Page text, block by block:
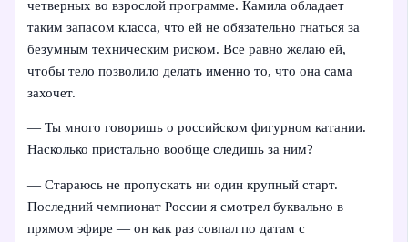
четверных во взрослой программе. Камила обладает
таким запасом класса, что ей не обязательно гнаться за
безумным техническим риском. Все равно желаю ей,
чтобы тело позволило делать именно то, что она сама
захочет.
— Ты много говоришь о российском фигурном катании.
Насколько пристально вообще следишь за ним?
— Стараюсь не пропускать ни один крупный старт.
Последний чемпионат России я смотрел буквально в
прямом эфире — он как раз совпал по датам с